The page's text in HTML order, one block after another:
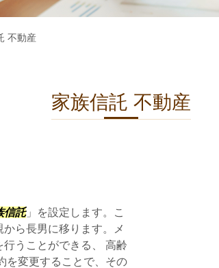
不動産
家族信託 不動産
信託」を設定します。こ
ら長男に移ります。メ
うことができる、 高齢
を変更することで、その